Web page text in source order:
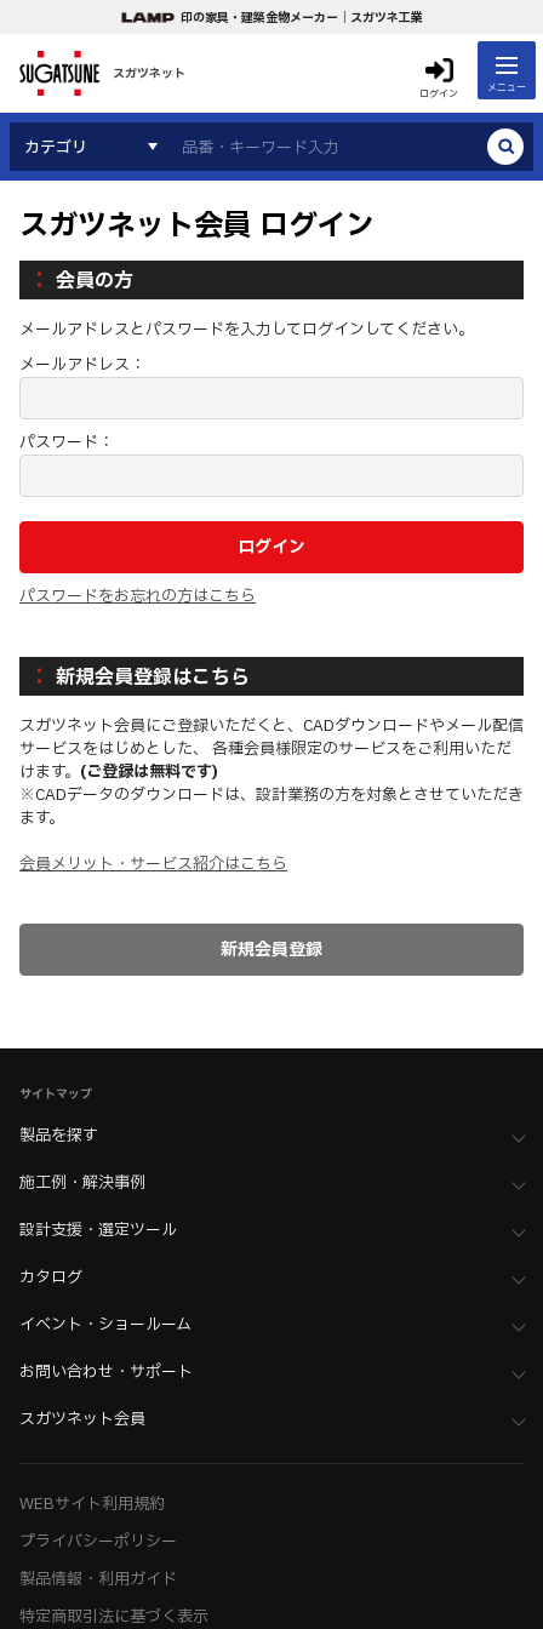
印の家具・建築金物メーカー｜スガツネ工業
スガツネット
ログイン メニュー
カテゴリ
スガツネット会員 ログイン
会員の方
メールアドレスとパスワードを入力してログインしてください。
メールアドレス：
パスワード：
パスワードをお忘れの方はこちら
新規会員登録はこちら
スガツネット会員にご登録いただくと、CADダウンロードやメール配信
サービスをはじめとした、 各種会員様限定のサービスをご利用いただ
けます。 (ご登録は無料です)
※CADデータのダウンロードは、設計業務の方を対象とさせていただき
ます。
会員メリット・サービス紹介はこちら
サイトマップ
製品を探す
施工例・解決事例
設計支援・選定ツール
カタログ
イベント・ショールーム
お問い合わせ・サポート
スガツネット会員
WEBサイト利用規約
プライバシーポリシー
製品情報・利用ガイド
特定商取引法に基づく表示